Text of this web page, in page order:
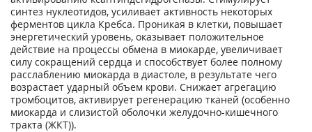
синтез нуклеотидов, усиливает активность некоторых
ферментов цикла Кребса. Проникая в клетки, повышает
энергетический уровень, оказывает положительное
действие на процессы обмена в миокарде, увеличивает
силу сокращений сердца и способствует более полному
расслаблению миокарда в диастоле, в результате чего
возрастает ударный объем крови. Снижает агрегацию
тромбоцитов, активирует регенерацию тканей (особенно
миокарда и слизистой оболочки желудочно-кишечного
тракта (ЖКТ)).